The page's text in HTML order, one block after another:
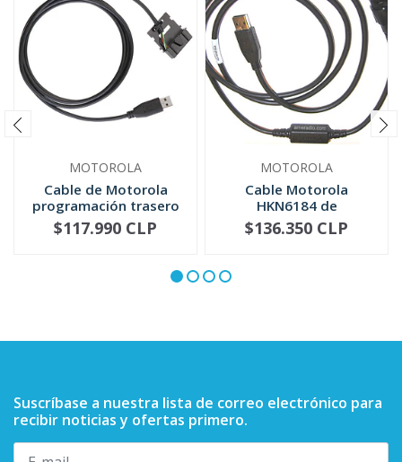
MOTOROLA
Cable de Motorola
programación trasero
serie DE...
+
$117.990 CLP
MOTOROLA
Cable Motorola
HKN6184 de
programación frontal
...
+
$136.350 CLP
Suscríbase a nuestra lista de correo electrónico para
recibir noticias y ofertas primero.